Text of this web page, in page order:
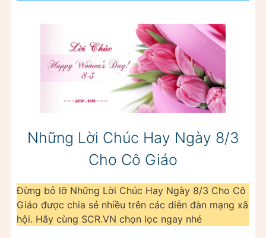
Những Lời Chúc Hay Ngày 8/3
Cho Cô Giáo
Đừng bỏ lỡ Những Lời Chúc Hay Ngày 8/3 Cho Cô
Giáo được chia sẻ nhiều trên các diễn đàn mạng xã
hội. Hãy cùng SCR.VN chọn lọc ngay nhé